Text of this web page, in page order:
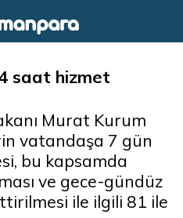
saat hizmet
Murat Kurum
vatandaşa 7 gün
bu kapsamda
ve gece-gündüz
ile ilgili 81 ile